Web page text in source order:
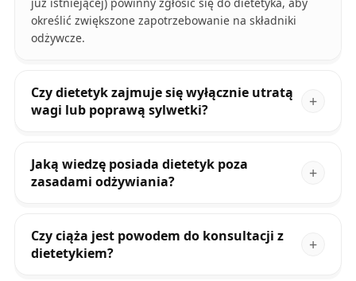
określić zwiększone zapotrzebowanie na składniki
odżywcze.
Czy dietetyk zajmuje się wyłącznie utratą
wagi lub poprawą sylwetki?
Jaką wiedzę posiada dietetyk poza
zasadami odżywiania?
Czy ciąża jest powodem do konsultacji z
dietetykiem?